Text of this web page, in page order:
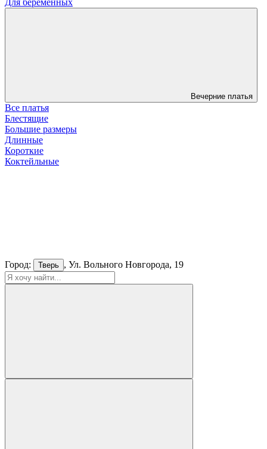
Вечерние платья
Все платья
Блестящие
Большие размеры
Длинные
Короткие
Коктейльные
Город: Тверь , Ул. Вольного Новгорода, 19